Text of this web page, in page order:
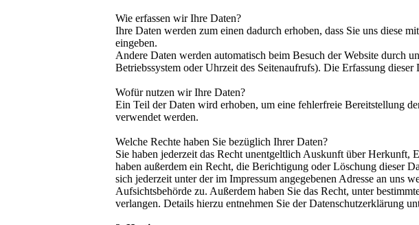
Wie erfassen wir Ihre Daten?
Ihre Daten werden zum einen dadurch erhoben, dass Sie uns diese
eingeben.
Andere Daten werden automatisch beim Besuch der Website durch
Betriebssystem oder Uhrzeit des Seitenaufrufs). Die Erfassung
Wofür nutzen wir Ihre Daten?
Ein Teil der Daten wird erhoben, um eine fehlerfreie Bereitstellung
verwendet werden.
Welche Rechte haben Sie bezüglich Ihrer Daten?
Sie haben jederzeit das Recht unentgeltlich Auskunft über Herkunft,
haben außerdem ein Recht, die Berichtigung oder Löschung dieser
sich jederzeit unter der im Impressum angegebenen Adresse an uns
Aufsichtsbehörde zu. Außerdem haben Sie das Recht, unter
verlangen. Details hierzu entnehmen Sie der Datenschutzerklärung